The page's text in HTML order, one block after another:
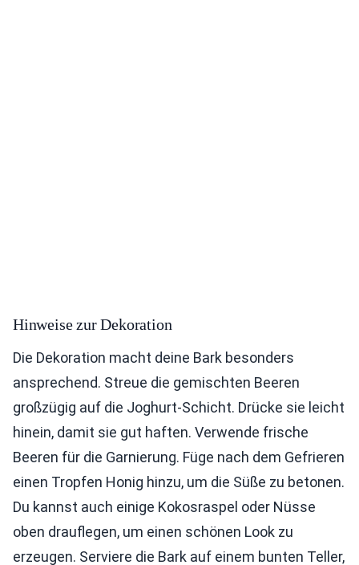
Hinweise zur Dekoration
Die Dekoration macht deine Bark besonders
ansprechend. Streue die gemischten Beeren
großzügig auf die Joghurt-Schicht. Drücke sie leicht
hinein, damit sie gut haften. Verwende frische
Beeren für die Garnierung. Füge nach dem Gefrieren
einen Tropfen Honig hinzu, um die Süße zu betonen.
Du kannst auch einige Kokosraspel oder Nüsse
oben drauflegen, um einen schönen Look zu
erzeugen. Serviere die Bark auf einem bunten Teller,